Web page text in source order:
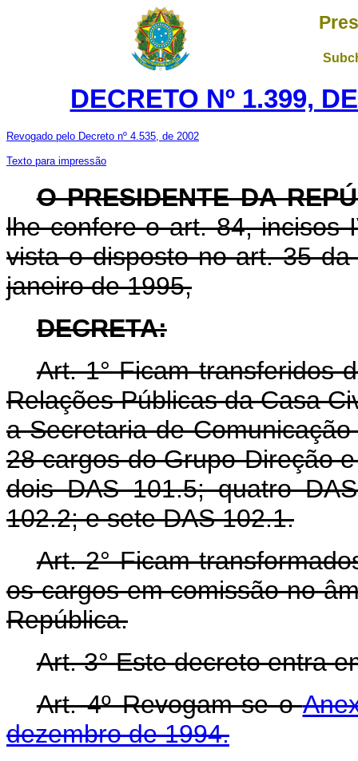
DECRETO Nº 1.399,
Revogado pelo Decreto nº 4.535, de 2002
Texto para impressão
O PRESIDENTE DA
lhe confere o art. 84, incisos
vista o disposto no art. 35
janeiro de 1995,
DECRETA:
Art. 1° Ficam transferidos
Relações Públicas da Casa
a Secretaria de
28 cargos do Grupo-Direção
dois DAS 101.5; quatro
102.2; e sete DAS 102.1.
Art. 2° Ficam
os cargos em comissão no
República.
Art. 3° Este decreto entra
Art. 4º Revogam-se o
dezembro de 1994.